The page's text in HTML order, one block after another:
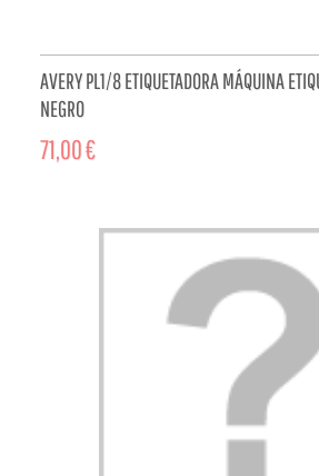
AVERY PL1/8 ETIQUETADORA MÁQUINA
NEGRO
71,00 €